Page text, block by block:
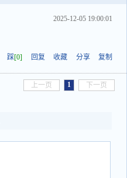
2025-12-05 19:00:01
踩[0] 回复 收藏 分享 复制
上一页 1 下一页